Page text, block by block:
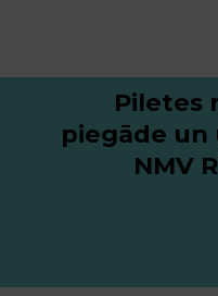
Piletes
piegāde un
NMV